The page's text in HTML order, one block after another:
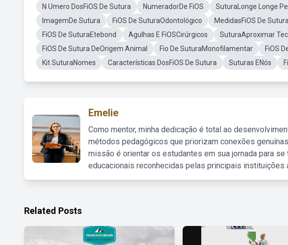
N Umero DosFiOS De Sutura
NumeradorDe FiOS SuturaLonge Longe
ImagemDe Sutura
FiOS De SuturaOdontológico MedidasFiOS De Sutura
FiOS De SuturaEtebond
Agulhas E FiOSCirúrgicos SuturaAproximar
FiOS De Sutura DeOrigem Animal
Fio De SuturaMonofilamentar FiOS
Kit SuturaNomes
Características DosFiOS De Sutura Suturas ENós
Emelie
Como mentor, minha dedicação é total ao
métodos pedagógicos que priorizam conexões
missão é orientar os estudantes em sua jornada para
educacionais reconhecidas pelas principais instituições
Related Posts